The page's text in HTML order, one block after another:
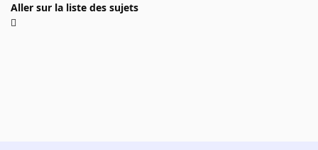
Aller sur la liste des sujets